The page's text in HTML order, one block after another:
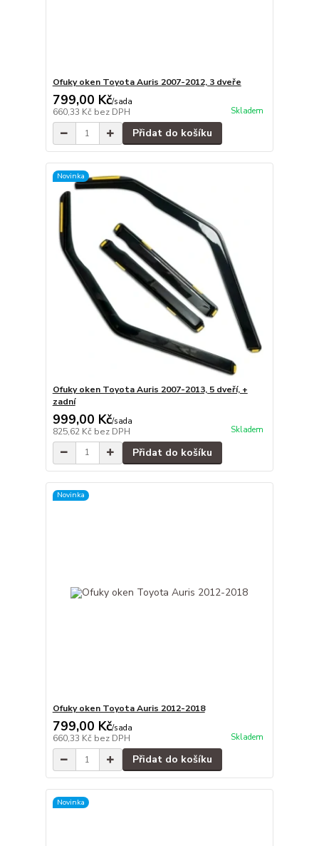
Ofuky oken Toyota Auris 2007-2012, 3 dveře
799,00 Kč/sada
660,33 Kč bez DPH Skladem
Přidat do košíku
Novinka
Ofuky oken Toyota Auris 2007-2013, 5 dveří, +
zadní
999,00 Kč/sada
825,62 Kč bez DPH Skladem
Přidat do košíku
Novinka
Ofuky oken Toyota Auris 2012-2018
799,00 Kč/sada
660,33 Kč bez DPH Skladem
Přidat do košíku
Novinka